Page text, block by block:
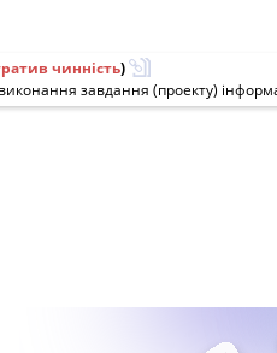
чинність)
завдання (проекту)